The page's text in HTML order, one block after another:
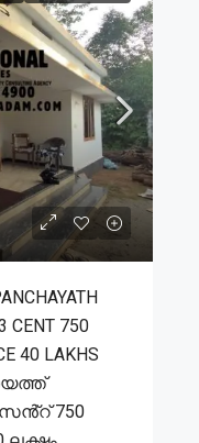
CENT 750
40 LAKHS
750